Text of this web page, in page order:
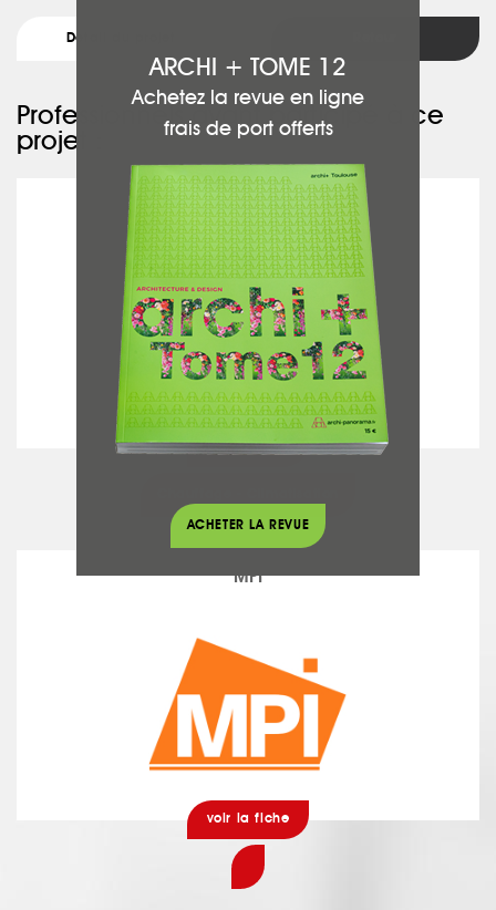
Détail du projet
Professionnels ayant participé à ce
projet :
ART & CLIM
voir la fiche
MPI
voir la fiche
ARCHI + TOME 12
Achetez la revue en ligne
frais de port offerts
ACHETER LA REVUE